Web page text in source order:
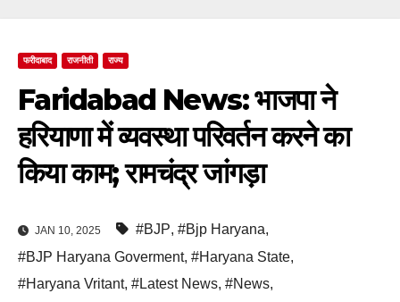
फरीदाबाद राजनीती राज्य
Faridabad News: भाजपा ने
हरियाणा में व्यवस्था परिवर्तन करने का
किया काम; रामचंद्र जांगड़ा
JAN 10, 2025 #BJP, #Bjp Haryana,
#BJP Haryana Goverment, #Haryana State,
#Haryana Vritant, #Latest News, #News,